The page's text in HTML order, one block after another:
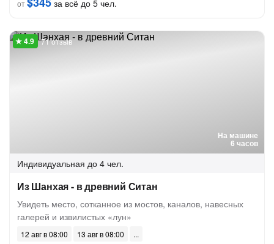
от
за всё до 5 чел.
На машине
6 часов
71 отзыв
Индивидуальная до 4 чел.
Из Шанхая - в древний Ситан
Увидеть место, сотканное из мостов, каналов, навесных
галерей и извилистых «лун»
12 авг в 08:00
13 авг в 08:00